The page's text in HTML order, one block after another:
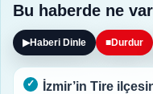
Bu haberde ne
▶Haberi Dinle ■Durdur
İzmir’in Tire